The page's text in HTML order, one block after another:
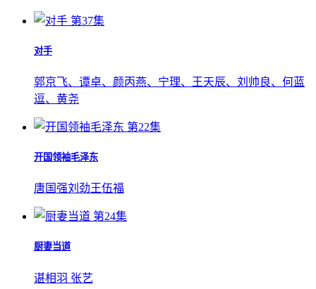
第37集
对手
郭京飞、谭卓、颜丙燕、宁理、王天辰、刘帅良、何蓝
逗、黄尧
第22集
开国领袖毛泽东
唐国强刘劲王伍福
第24集
厨妻当道
谌相羽 张艺